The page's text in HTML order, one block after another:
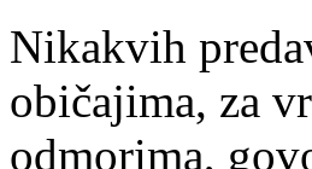
Nikakvih
običajima, za
odmorima,